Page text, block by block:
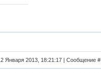
Января 2013, 18:21:17 | Сообщение #